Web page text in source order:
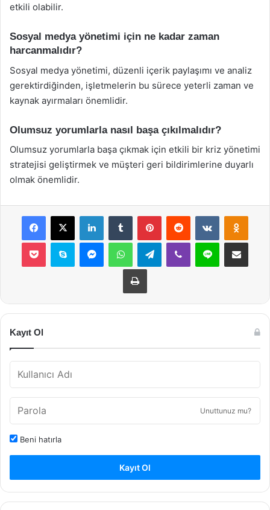
etkili olabilir.
Sosyal medya yönetimi için ne kadar zaman
harcanmalıdır?
Sosyal medya yönetimi, düzenli içerik paylaşımı ve analiz
gerektirdiğinden, işletmelerin bu sürece yeterli zaman ve
kaynak ayırmaları önemlidir.
Olumsuz yorumlarla nasıl başa çıkılmalıdır?
Olumsuz yorumlarla başa çıkmak için etkili bir kriz yönetimi
stratejisi geliştirmek ve müşteri geri bildirimlerine duyarlı
olmak önemlidir.
Facebook
X LinkedInTumblr PinterestReddit VKontakte
Pocket Skype MessengerWhatsAppTelegramViber Line E-Posta ile
Yazdır
Kayıt Ol
Unuttunuz mu?
Beni hatırla
Kayıt Ol